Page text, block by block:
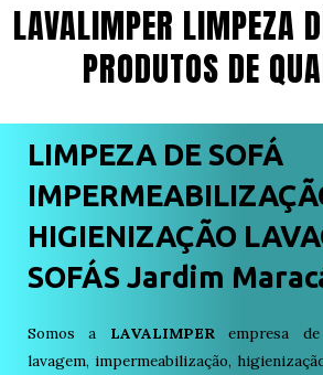
LAVALIMPER LIMPEZA
PRODUTOS DE
LIMPEZA DE SOFÁ
HIGIENIZAÇÃO
SOFÁS Jardim
Somos a LAVALIMPERempresa
lavagem, impermeabilização,